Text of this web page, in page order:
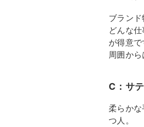
ブラン
どんな
が得意で
周囲か
C：サ
柔らか
つ人。